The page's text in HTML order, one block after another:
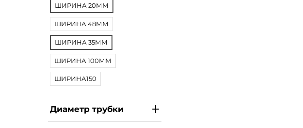
ШИРИНА 20ММ
ШИРИНА 48ММ
ШИРИНА 35ММ
ШИРИНА 100ММ
ШИРИНА150
Диаметр трубки